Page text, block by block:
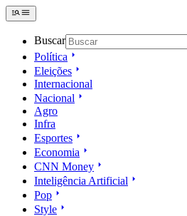
Buscar
Política
Eleições
Internacional
Nacional
Agro
Infra
Esportes
Economia
CNN Money
Inteligência Artificial
Pop
Style